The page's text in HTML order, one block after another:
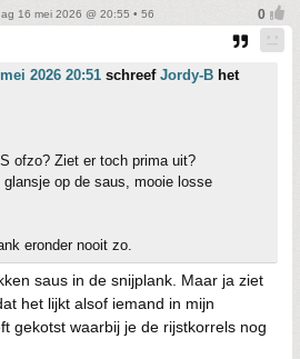
16 mei 2026 @ 20:55 • 56
2026 20:51 schreef Jordy-B het
ofzo? Ziet er toch prima uit?
glansje op de saus, mooie losse
eronder nooit zo.
saus in de snijplank. Maar ja ziet
het lijkt alsof iemand in mijn
gekotst waarbij je de rijstkorrels nog